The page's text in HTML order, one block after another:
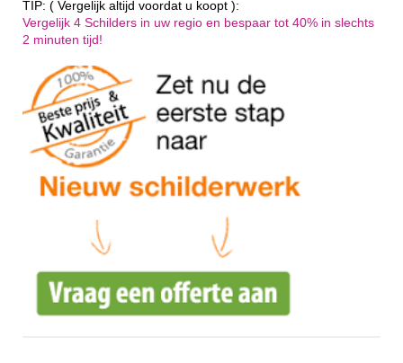
TIP: ( Vergelijk altijd voordat u koopt ):
Vergelijk 4 Schilders in uw regio en bespaar tot 40% in slechts
2 minuten tijd!